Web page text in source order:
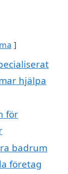
hjälpa
för
badrum
företag